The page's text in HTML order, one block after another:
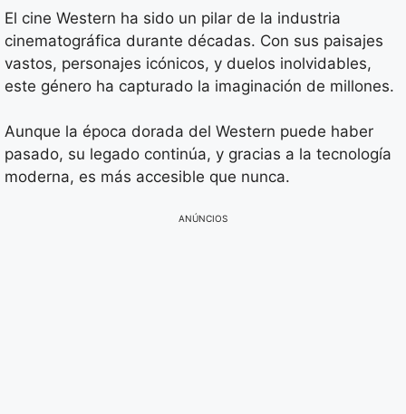
El cine Western ha sido un pilar de la industria
cinematográfica durante décadas. Con sus paisajes
vastos, personajes icónicos, y duelos inolvidables,
este género ha capturado la imaginación de millones.
Aunque la época dorada del Western puede haber
pasado, su legado continúa, y gracias a la tecnología
moderna, es más accesible que nunca.
ANÚNCIOS